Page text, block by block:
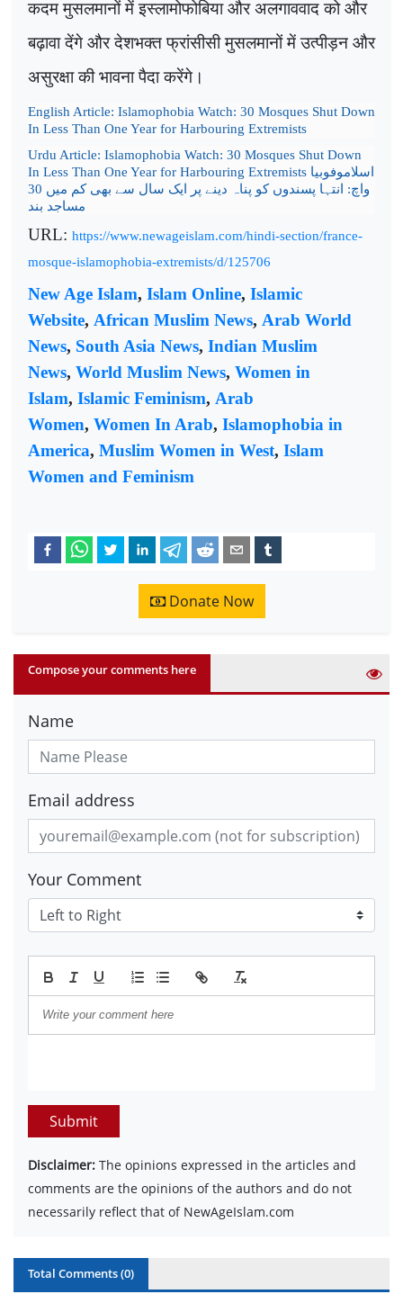
कदम मुसलमानों में इस्लामोफोबिया और अलगाववाद को और
बढ़ावा देंगे और देशभक्त फ्रांसीसी मुसलमानों में उत्पीड़न और
असुरक्षा की भावना पैदा करेंगे।
English Article: Islamophobia Watch: 30 Mosques Shut Down
In Less Than One Year for Harbouring Extremists
Urdu Article: Islamophobia Watch: 30 Mosques Shut Down
In Less Than One Year for Harbouring Extremists اسلاموفوبیا
واچ: انتہا پسندوں کو پناہ دینے پر ایک سال سے بھی کم میں 30
مساجد بند
URL: https://www.newageislam.com/hindi-section/france-
mosque-islamophobia-extremists/d/125706
New Age Islam, Islam Online, Islamic
Website, African Muslim News, Arab World
News, South Asia News, Indian Muslim
News, World Muslim News, Women in
Islam, Islamic Feminism, Arab
Women, Women In Arab, Islamophobia in
America, Muslim Women in West, Islam
Women and Feminism
Donate Now
Compose your comments here
Name
Email address
Your Comment
Submit
Disclaimer: The opinions expressed in the articles and
comments are the opinions of the authors and do not
necessarily reflect that of NewAgeIslam.com
Total Comments (0)